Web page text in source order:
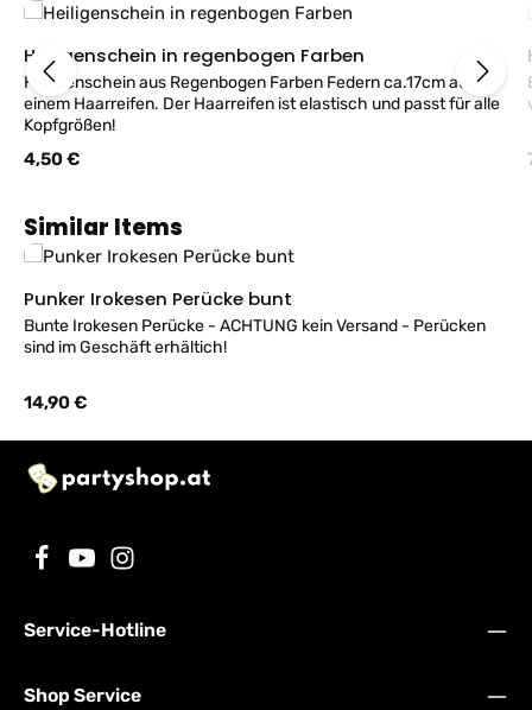
Heiligenschein in regenbogen Farben
Heiligenschein aus Regenbogen Farben Federn ca.17cm auf
einem Haarreifen. Der Haarreifen ist elastisch und passt für alle
Kopfgrößen!
Regulärer Preis:
4,50 €
Produktgalerie überspringen
Similar Items
Punker Irokesen Perücke bunt
Bunte Irokesen Perücke - ACHTUNG kein Versand - Perücken
sind im Geschäft erhältich!
Regulärer Preis:
14,90 €
Service-Hotline
Shop Service